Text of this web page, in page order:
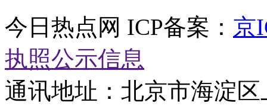
今日热点网 ICP备案： 京
执照公示信息
通讯地址：北京市海淀